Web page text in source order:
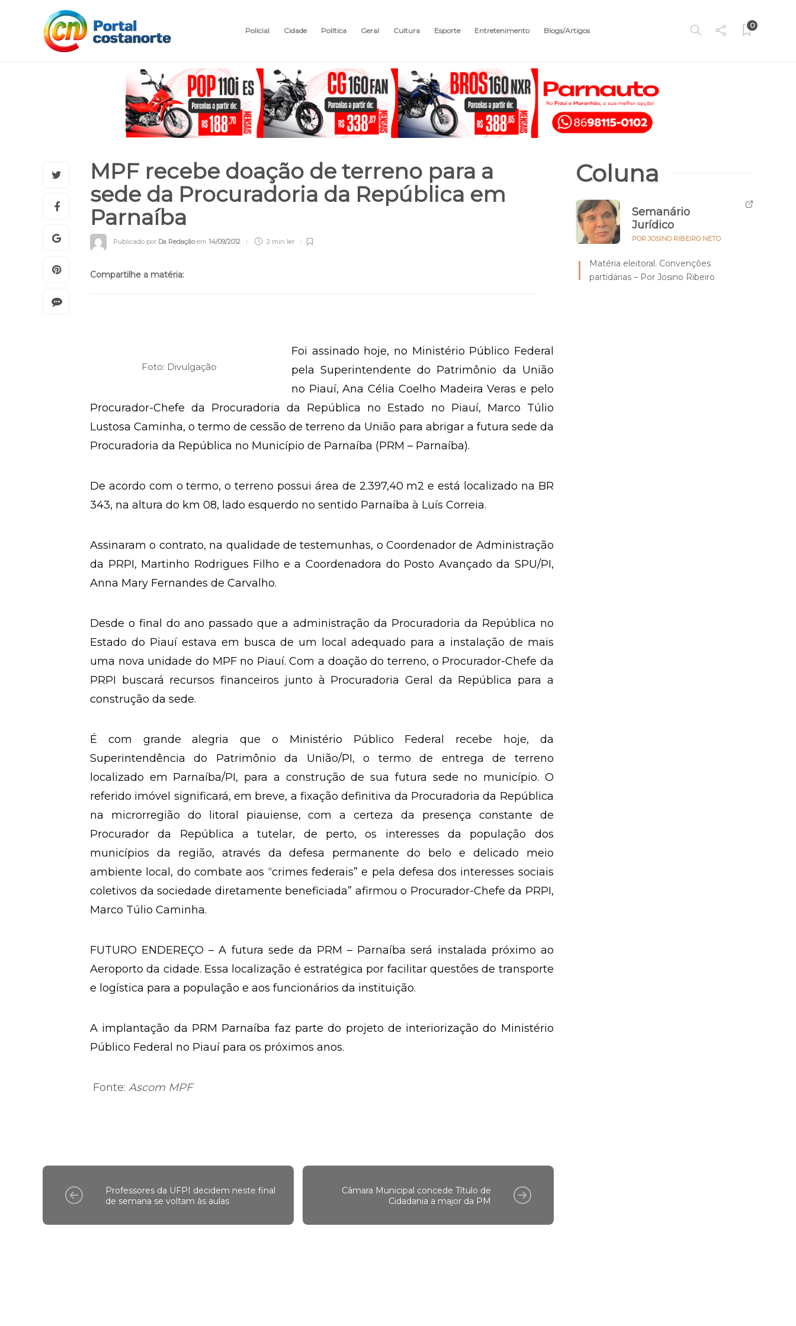
Policial Cidade Política Geral Cultura Esporte Entretenimento Blogs/Artigos
0
MPF recebe doação de terreno para a
sede da Procuradoria da República em
Parnaíba
Publicado por Da Redaçãoem 14/09/2012 2 min ler
Compartilhe a matéria:
Foto: Divulgação
Foi assinado hoje, no Ministério Público Federal
pela Superintendente do Patrimônio da União
no Piauí, Ana Célia Coelho Madeira Veras e pelo
Procurador-Chefe da Procuradoria da República no Estado no Piauí, Marco Túlio
Lustosa Caminha, o termo de cessão de terreno da União para abrigar a futura sede da
Procuradoria da República no Município de Parnaíba (PRM – Parnaíba).
De acordo com o termo, o terreno possui área de 2.397,40 m2 e está localizado na BR
343, na altura do km 08, lado esquerdo no sentido Parnaíba à Luís Correia.
Assinaram o contrato, na qualidade de testemunhas, o Coordenador de Administração
da PRPI, Martinho Rodrigues Filho e a Coordenadora do Posto Avançado da SPU/PI,
Anna Mary Fernandes de Carvalho.
Desde o final do ano passado que a administração da Procuradoria da República no
Estado do Piauí estava em busca de um local adequado para a instalação de mais
uma nova unidade do MPF no Piauí. Com a doação do terreno, o Procurador-Chefe da
PRPI buscará recursos financeiros junto à Procuradoria Geral da República para a
construção da sede.
É com grande alegria que o Ministério Público Federal recebe hoje, da
Superintendência do Patrimônio da União/PI, o termo de entrega de terreno
localizado em Parnaíba/PI, para a construção de sua futura sede no município. O
referido imóvel significará, em breve, a fixação definitiva da Procuradoria da República
na microrregião do litoral piauiense, com a certeza da presença constante de
Procurador da República a tutelar, de perto, os interesses da população dos
municípios da região, através da defesa permanente do belo e delicado meio
ambiente local, do combate aos “crimes federais” e pela defesa dos interesses sociais
coletivos da sociedade diretamente beneficiada” afirmou o Procurador-Chefe da PRPI,
Marco Túlio Caminha.
FUTURO ENDEREÇO – A futura sede da PRM – Parnaíba será instalada próximo ao
Aeroporto da cidade. Essa localização é estratégica por facilitar questões de transporte
e logística para a população e aos funcionários da instituição.
A implantação da PRM Parnaíba faz parte do projeto de interiorização do Ministério
Público Federal no Piauí para os próximos anos.
Fonte: Ascom MPF
Professores da UFPI decidem neste final
de semana se voltam às aulas
Câmara Municipal concede Título de
Cidadania a major da PM
Coluna
Semanário
Jurídico
POR JOSINO RIBEIRO NETO
Matéria eleitoral. Convenções
partidárias – Por Josino Ribeiro